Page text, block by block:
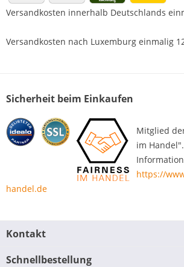
Versandkosten innerhalb Deutschlands
Versandkosten nach Luxemburg einmalig
Sicherheit beim Einkaufen
Mitglied
im Handel".
https://
handel.de
Kontakt
Schnellbestellung